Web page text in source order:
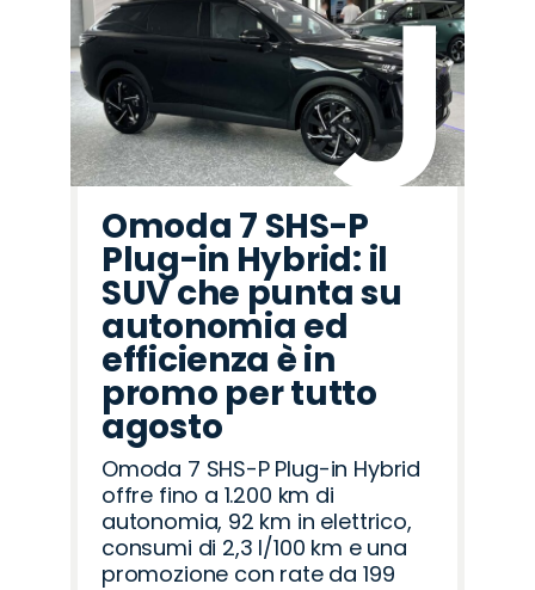
Omoda 7 SHS-P
Plug-in Hybrid: il
SUV che punta su
autonomia ed
efficienza è in
promo per tutto
agosto
Omoda 7 SHS-P Plug-in Hybrid
offre fino a 1.200 km di
autonomia, 92 km in elettrico,
consumi di 2,3 l/100 km e una
promozione con rate da 199